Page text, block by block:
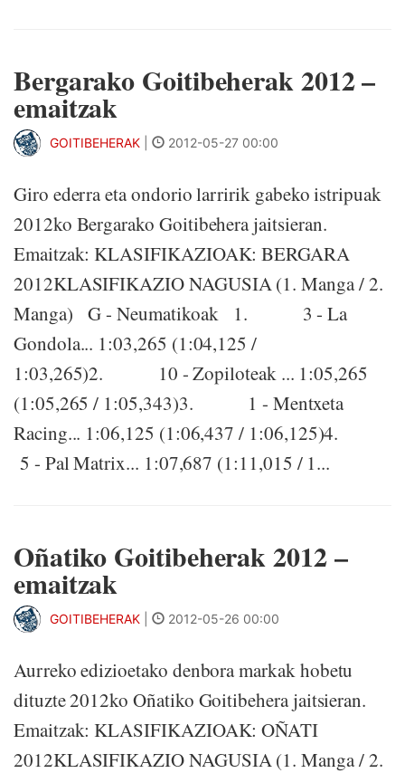
Bergarako Goitibeherak 2012 –
emaitzak
GOITIBEHERAK 2012-05-27 00:00
Giro ederra eta ondorio larririk gabeko istripuak
2012ko Bergarako Goitibehera jaitsieran.
Emaitzak: KLASIFIKAZIOAK: BERGARA
2012KLASIFIKAZIO NAGUSIA (1. Manga / 2.
Manga) G - Neumatikoak 1. 3 - La
Gondola... 1:03,265 (1:04,125 /
1:03,265)2. 10 - Zopiloteak ... 1:05,265
(1:05,265 / 1:05,343)3. 1 - Mentxeta
Racing... 1:06,125 (1:06,437 / 1:06,125)4.
5 - Pal Matrix... 1:07,687 (1:11,015 / 1...
Oñatiko Goitibeherak 2012 –
emaitzak
GOITIBEHERAK 2012-05-26 00:00
Aurreko edizioetako denbora markak hobetu
dituzte 2012ko Oñatiko Goitibehera jaitsieran.
Emaitzak: KLASIFIKAZIOAK: OÑATI
2012KLASIFIKAZIO NAGUSIA (1. Manga / 2.